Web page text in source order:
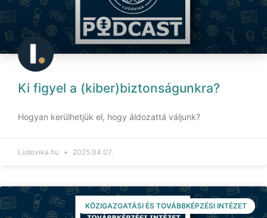
Ki figyel a (kiber)biztonságunkra?
Hogyan kerülhetjük el, hogy áldozattá váljunk?
Ludovika.hu 2025.04.07.
KÖZIGAZGATÁSI ÉS TOVÁBBKÉPZÉSI INTÉZET